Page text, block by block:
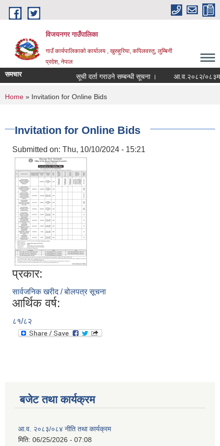
Skip to main content
विजयनगर गाउँपालिका
गाउँ कार्यपालिकाको कार्यालय , खुरुहुरिया, कपिलवस्तु, लुम्बिनी
प्रदेश, नेपाल
समचार सूची दर्ता गराउने सम्बन्धी सूचना । आ.व.२०८२/०८३मा
You are here
Home » Invitation for Online Bids
Invitation for Online Bids
Submitted on: Thu, 10/10/2024 - 15:21
प्रकार:
सार्वजनिक खरीद / बोलपत्र सूचना
आर्थिक वर्ष:
८१/८२
बजेट तथा कार्यक्रम
आ.व. २०८३/०८४ नीति तथा कार्यक्रम
मिति: 06/25/2026 - 07:08